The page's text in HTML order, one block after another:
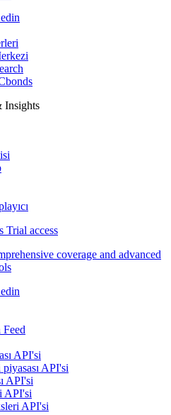
Insights
Trial access
coverage and advanced
API'si
API'si
API'si
API'si
API'si